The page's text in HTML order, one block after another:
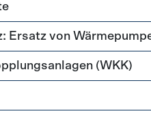
Ersatz von
(WKK)